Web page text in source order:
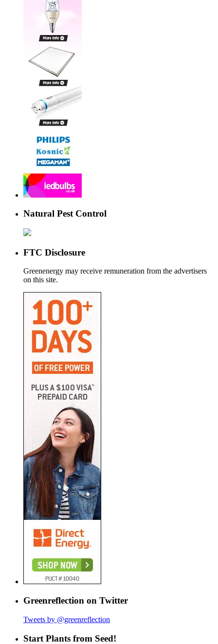
Natural Pest Control
FTC Disclosure
Greenenergy may receive remuneration from the advertisers
on this site.
Greenreflection on Twitter
Tweets by @greenreflection
Start Plants from Seed!